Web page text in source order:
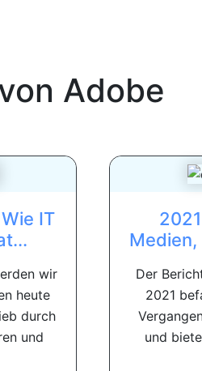
Adobe
IT
wir
heute
durch
und
Der
2021
und